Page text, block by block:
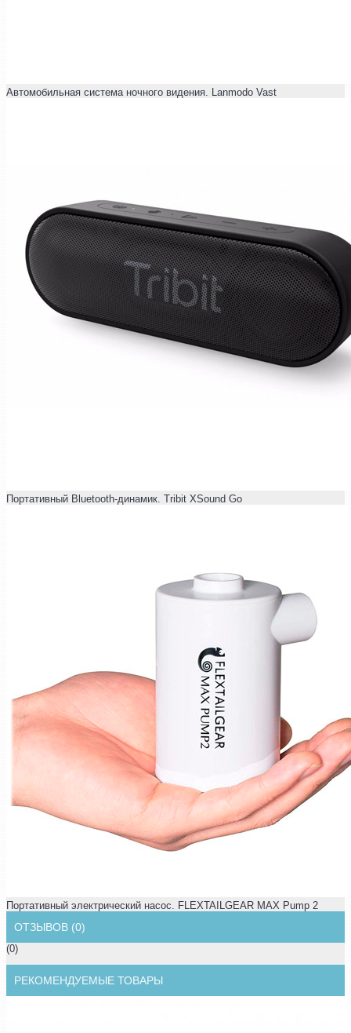
Автомобильная система ночного видения. Lanmodo Vast
Портативный Bluetooth-динамик. Tribit XSound Go
Портативный электрический насос. FLEXTAILGEAR MAX Pump 2
ОТЗЫВОВ (0)
(0)
РЕКОМЕНДУЕМЫЕ ТОВАРЫ